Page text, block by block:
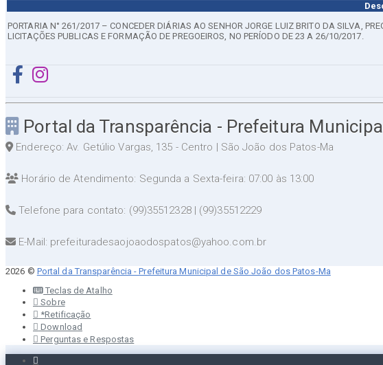
PORTARIA N° 261/2017 – CONCEDER DIÁRIAS AO SENHOR JORGE LUIZ BRITO DA SILVA,
LICITAÇÕES PUBLICAS E FORMAÇÃO DE PREGOEIROS, NO PERÍODO DE 23 A 26/10/2017.
Portal da Transparência - Prefeitura
Endereço: Av. Getúlio Vargas, 135 - Centro | São João dos Patos-Ma
Horário de Atendimento: Segunda a Sexta-feira: 07:00 às 13:00
Telefone para contato: (99)35512328 | (99)35512229
E-Mail: prefeituradesaojoaodospatos@yahoo.com.br
2026 © Portal da Transparência - Prefeitura Municipal de São João dos Patos-Ma
Teclas de Atalho
Sobre
*Retificação
Download
Perguntas e Respostas